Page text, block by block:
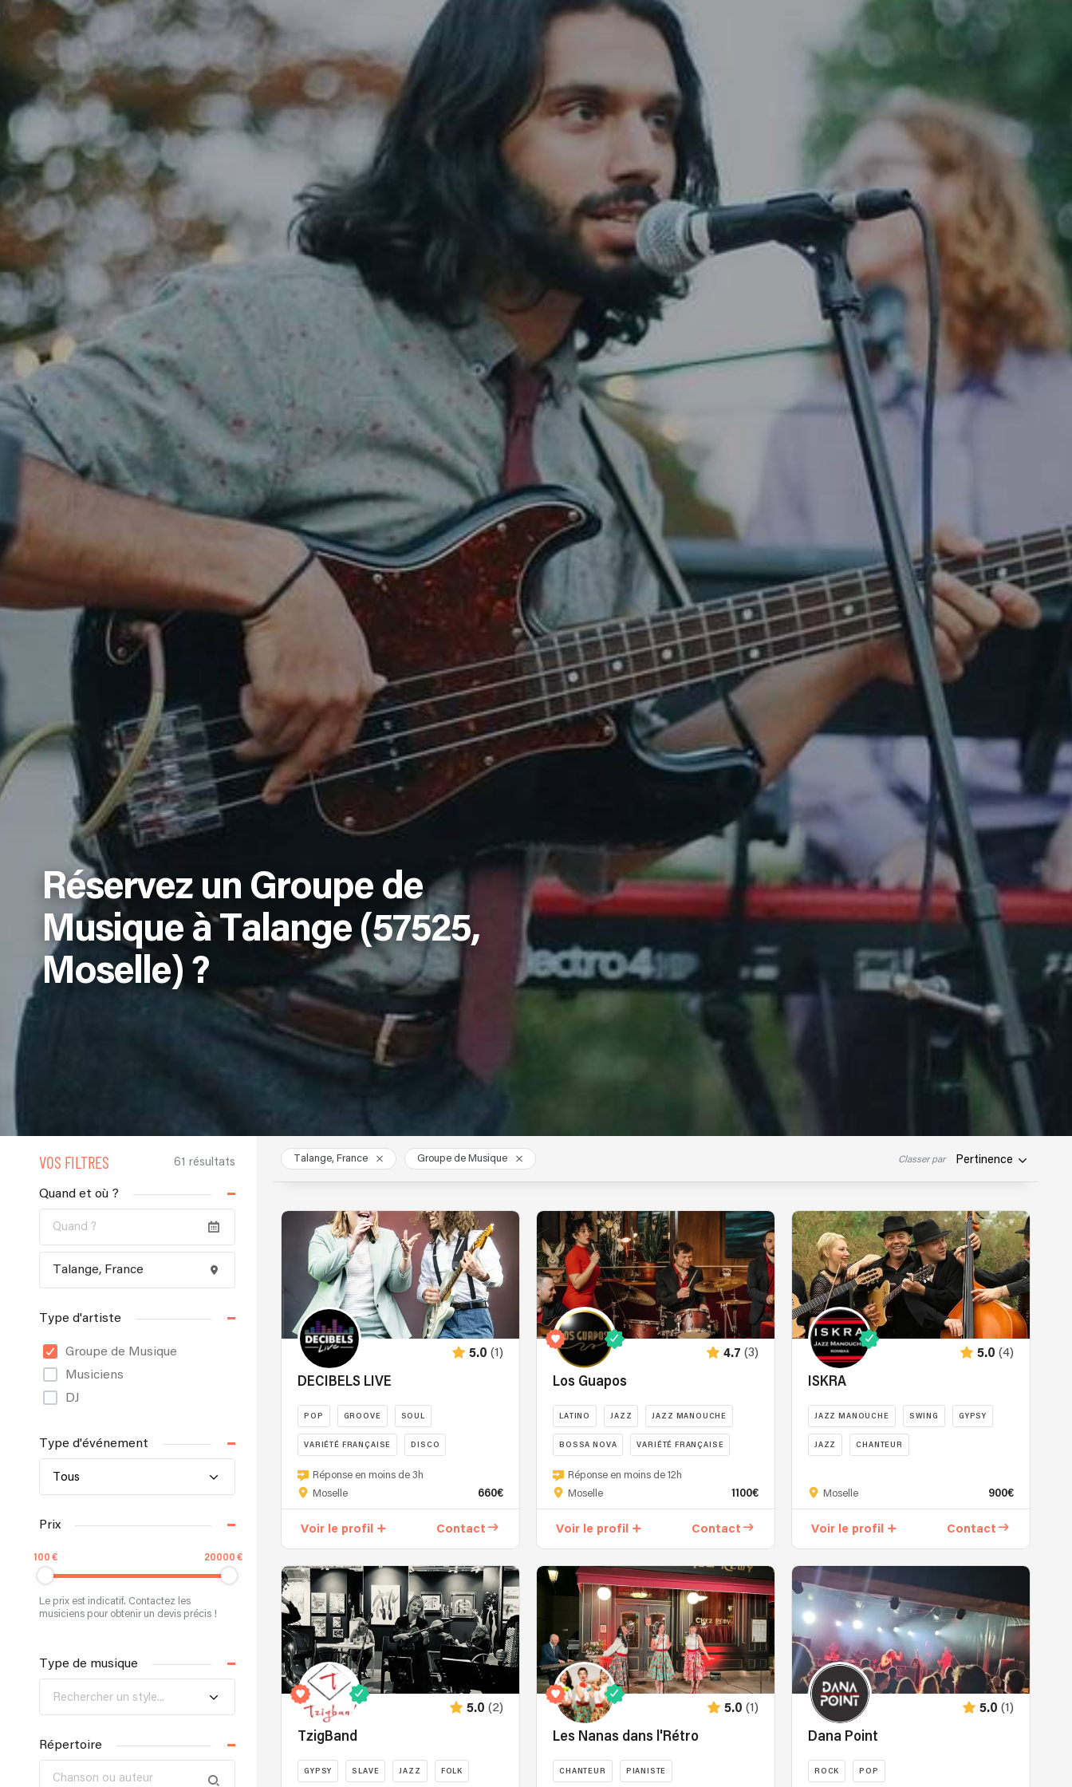
Réservez un Groupe de
Musique à Talange (57525,
Moselle) ?
VOS FILTRES 61 résultats
Quand et où ?
Type d'artiste
Groupe de Musique
Musiciens
DJ
Type d'événement
Tous
Prix
100 20000
Le prix est indicatif. Contactez les
musiciens pour obtenir un devis précis !
Type de musique
Rechercher un style...
Répertoire
Talange, France Groupe de Musique Classer par Pertinence
5.0 (1)
DECIBELS LIVE
POP GROOVE SOUL
VARIÉTÉ FRANÇAISE DISCO
De
Bruno
de
Clara
Luciani
à
Gossip,
rien
de
plus
rythmé
pour
accompagner
Réponse en moins de 3h
Moselle
660€
Voir le profil Contact
4.7 (3)
Los Guapos
LATINO JAZZ JAZZ MANOUCHE
BOSSA NOVA VARIÉTÉ FRANÇAISE
🔥
Los
jazz,
l'âme
musiques
du
monde
🔥
Los
Guapos,
c'est
expérience
Réponse en moins de 12h
Moselle
1100€
Voir le profil Contact
5.0 (4)
ISKRA
JAZZ MANOUCHE SWING GYPSY
JAZZ CHANTEUR
sont
passion
à
travers
une
musique
où
chacun
apporte
sa
personnalité,
dans
Moselle 900€
Voir le profil Contact
5.0 (2)
TzigBand
GYPSY SLAVE JAZZ FOLK
5.0 (1)
Les Nanas dans l'Rétro
CHANTEUR PIANISTE
5.0 (1)
Dana Point
ROCK POP